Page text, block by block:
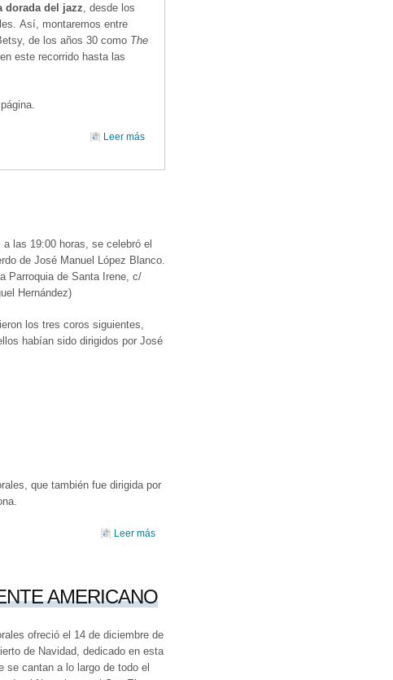
dorada del jazz , desde los
Así, montaremos entre
de los años 30 como The
este recorrido hasta las
Leer mássobre TALLER CORAL VIII: A TODO JAZZ!
las 19:00 horas, se celebró el
de José Manuel López Blanco.
Parroquia de Santa Irene, c/
Hernández)
los tres coros siguientes,
habían sido dirigidos por José
que también fue dirigida por
Leer más
AMERICANO
ofreció el 14 de diciembre de
de Navidad, dedicado en esta
se cantan a lo largo de todo el